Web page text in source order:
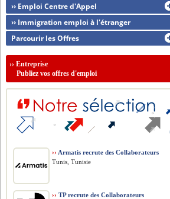
›› Emploi Centre d'Appel
›› Immigration emploi à l'étranger
Parcourir les Offres
››Entreprise
Publiez vos offres d'emploi
›› Armatis recrute des Collaborateurs
Tunis, Tunisie
›› TP recrute des Collaborateurs